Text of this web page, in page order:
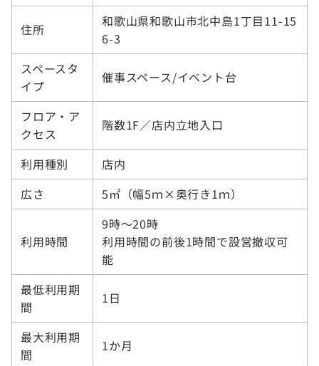
住所
和歌山県和歌山市北中島1丁目11-15
6-3
スペースタ
イプ
催事スペース/イベント台
フロア・ア
クセス
階数1F／店内立地入口
利用種別
店内
広さ
5㎡（幅5ｍ×奥行き1ｍ）
利用時間
9時～20時
利用時間の前後1時間で設営撤収可
能
最低利用期
間
1日
最大利用期
間
1か月